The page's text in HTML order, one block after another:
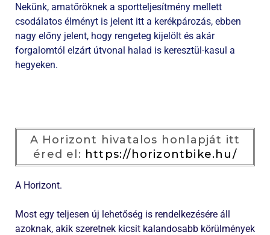
Nekünk, amatőröknek a sportteljesítmény mellett
csodálatos élményt is jelent itt a kerékpározás, ebben
nagy előny jelent, hogy rengeteg kijelölt és akár
forgalomtól elzárt útvonal halad is keresztül-kasul a
hegyeken.
A Horizont hivatalos honlapját itt
éred el: https://horizontbike.hu/
A Horizont.
Most egy teljesen új lehetőség is rendelkezésére áll
azoknak, akik szeretnek kicsit kalandosabb körülmények